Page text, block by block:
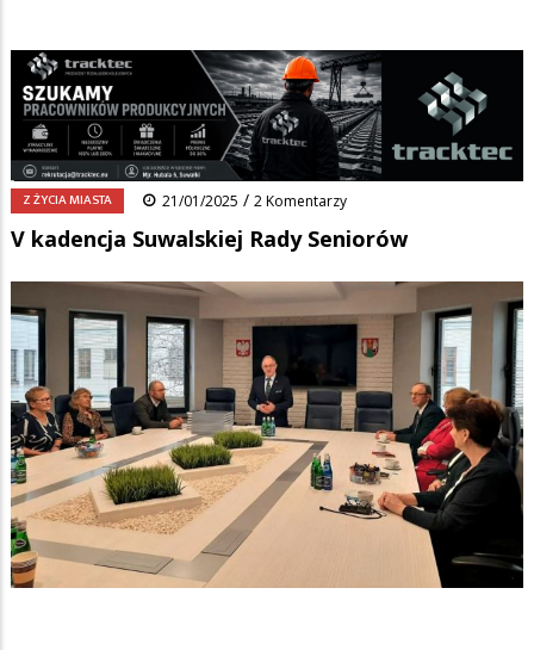
Ścieżka
nawigacyjna
Strona główna Wiadomości/Z życia miasta/
V kadencja Suwalskiej Rady Seniorów
FacebookPinterest Tumblr
0 Reddit Share
Z ŻYCIA MIASTA 21/01/2025 / 2 Komentarzy
V kadencja Suwalskiej Rady Seniorów